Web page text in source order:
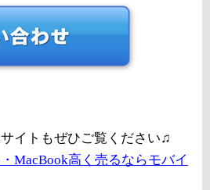
イトもぜひご覧ください♫
MacBook高く売るならモバイ